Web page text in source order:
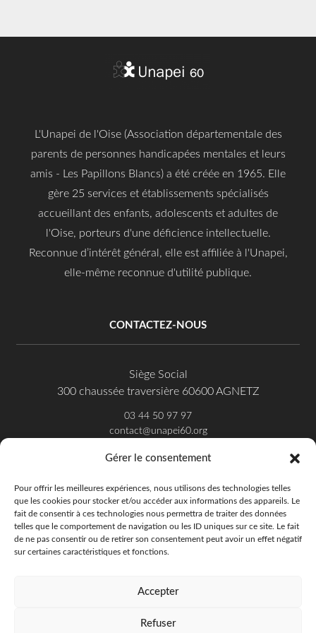
Gérer le consentement
Pour offrir les meilleures expériences, nous utilisons des technologies telles
que les cookies pour stocker et/ou accéder aux informations des appareils. Le
fait de consentir à ces technologies nous permettra de traiter des données
telles que le comportement de navigation ou les ID uniques sur ce site. Le fait
de ne pas consentir ou de retirer son consentement peut avoir un effet négatif
sur certaines caractéristiques et fonctions.
Accepter
Refuser
L'Unapei de l'Oise (Association départementale des
parents de personnes handicapées mentales et leurs
amis - Les Papillons Blancs) a été créée en 1965. Elle
gère 25 services et établissements spécialisés
accueillant des enfants, adolescents et adultes de
l'Oise, porteurs d'une déficience intellectuelle.
Reconnue d’intérêt général, elle est affiliée à l'Unapei,
elle-même reconnue d'utilité publique.
CONTACTEZ-NOUS
Siège Social
300 chaussée traversière 60600 AGNETZ
03 44 50 97 97
contact@unapei60.org
Unapei de l'Oise - 2018